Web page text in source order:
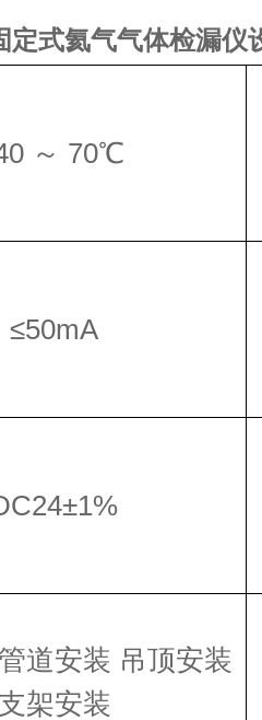
定式氦气气体检漏仪
～ 70℃
≤50mA
管道安装 吊顶安装
支架安装